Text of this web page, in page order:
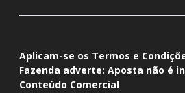
Aplicam-se os Termos e
Fazenda adverte: Aposta não é
Conteúdo Comercial